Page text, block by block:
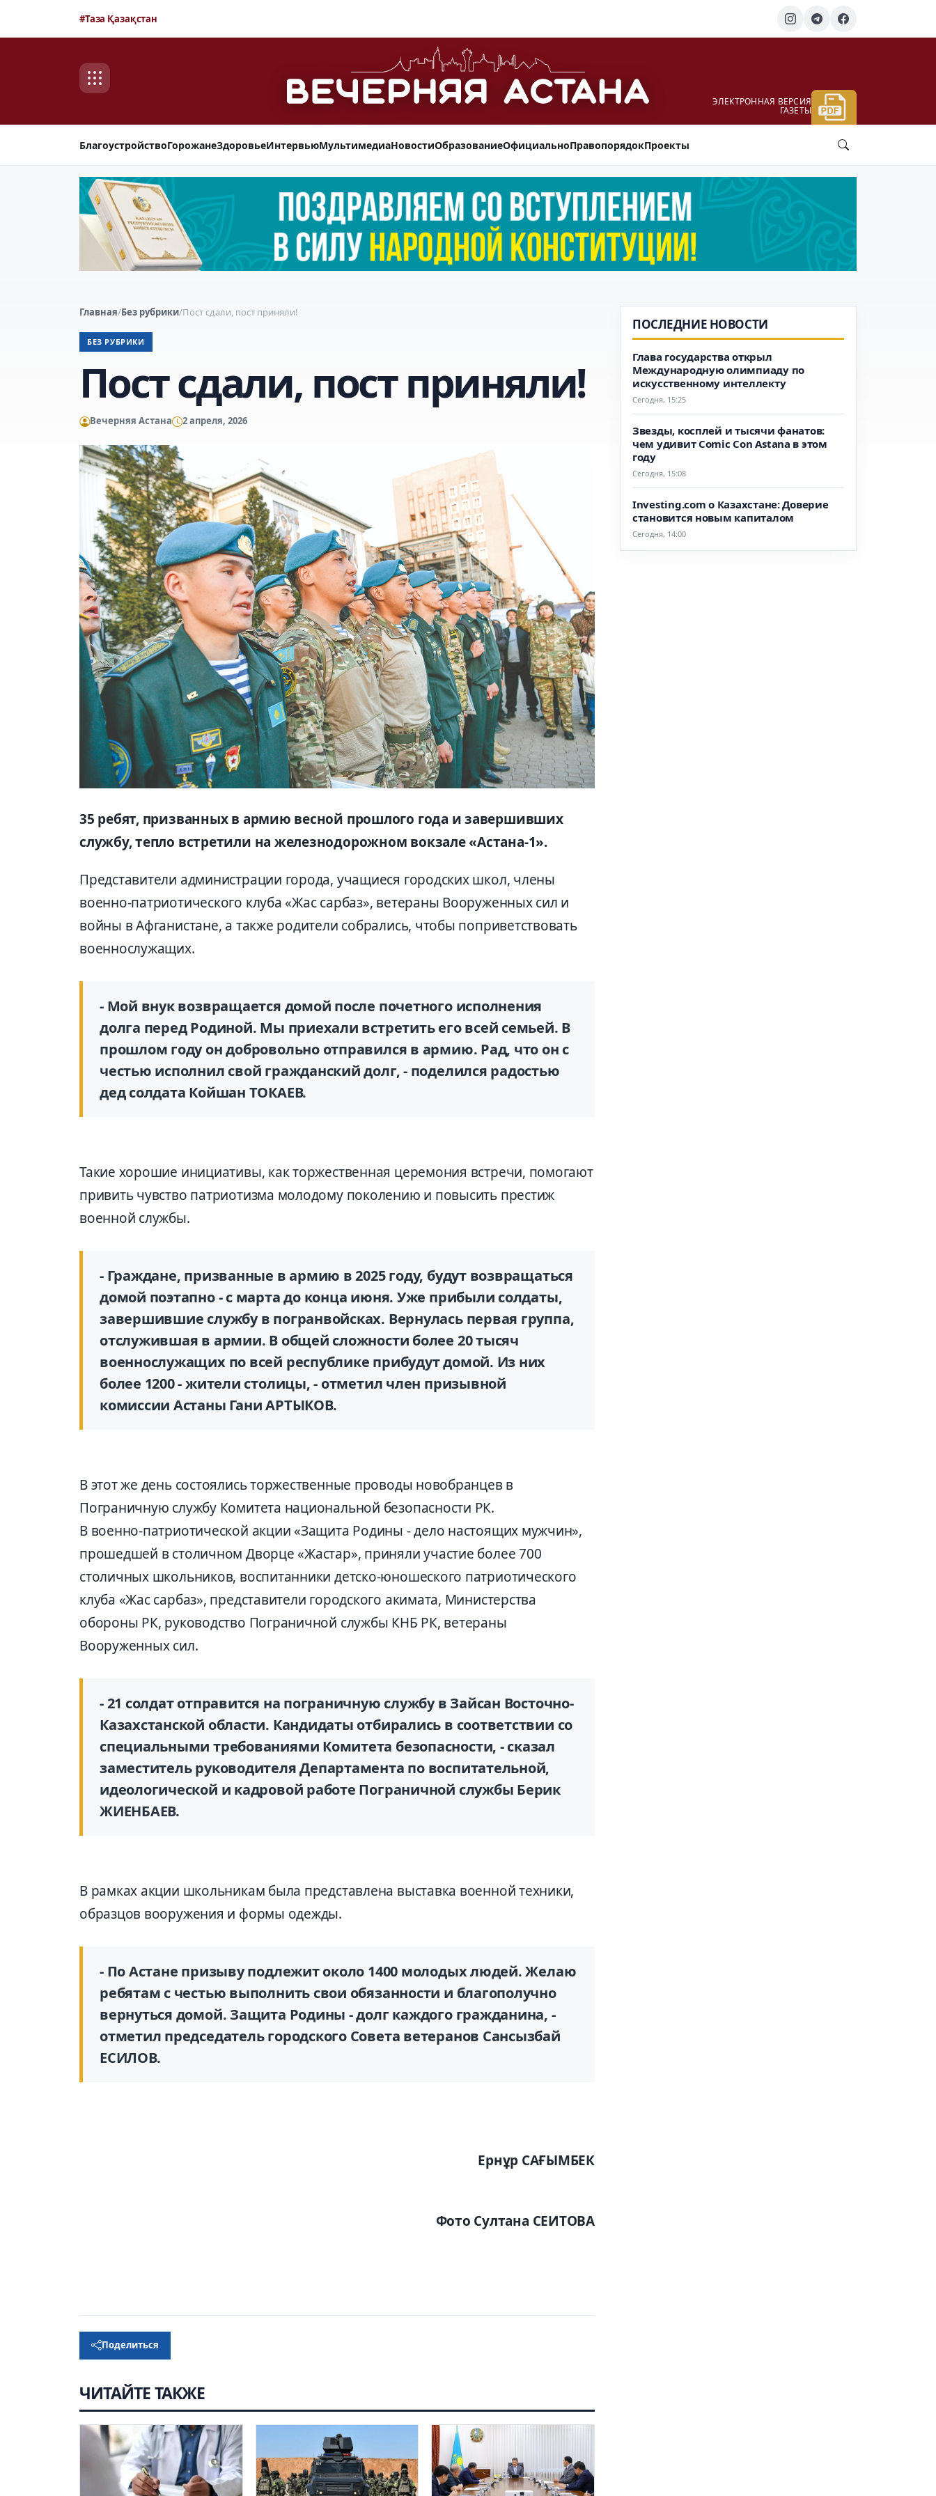
#Таза Қазақстан
ЭЛЕКТРОННАЯ ВЕРСИЯ
ГАЗЕТЫ
БлагоустройствоГорожанеЗдоровьеИнтервьюМультимедиаНовостиОбразованиеОфициальноПравопорядокПроекты
Главная/Без рубрики/Пост сдали, пост приняли!
БЕЗ РУБРИКИ
Пост сдали, пост приняли!
Вечерняя Астана 2 апреля, 2026
35 ребят, призванных в армию весной прошлого года и завершивших
службу, тепло встретили на железнодорожном вокзале «Астана-1».
Представители администрации города, учащиеся городских школ, члены
военно-патриотического клуба «Жас сарбаз», ветераны Вооруженных сил и
войны в Афганистане, а также родители собрались, чтобы поприветствовать
военнослужащих.
- Мой внук возвращается домой после почетного исполнения
долга перед Родиной. Мы приехали встретить его всей семьей. В
прошлом году он добровольно отправился в армию. Рад, что он с
честью исполнил свой гражданский долг, - поделился радостью
дед солдата Койшан ТОКАЕВ.
Такие хорошие инициативы, как торжественная церемония встречи, помогают
привить чувство патриотизма молодому поколению и повысить престиж
военной службы.
- Граждане, призванные в армию в 2025 году, будут возвращаться
домой поэтапно - с марта до конца июня. Уже прибыли солдаты,
завершившие службу в погранвойсках. Вернулась первая группа,
отслужившая в армии. В общей сложности более 20 тысяч
военнослужащих по всей республике прибудут домой. Из них
более 1200 - жители столицы, - отметил член призывной
комиссии Астаны Гани АРТЫКОВ.
В этот же день состоялись торжественные проводы новобранцев в
Пограничную службу Комитета национальной безопасности РК.
В военно-патриотической акции «Защита Родины - дело настоящих мужчин»,
прошедшей в столичном Дворце «Жастар», приняли участие более 700
столичных школьников, воспитанники детско-юношеского патриотического
клуба «Жас сарбаз», представители городского акимата, Министерства
обороны РК, руководство Пограничной службы КНБ РК, ветераны
Вооруженных сил.
- 21 солдат отправится на пограничную службу в Зайсан Восточно-
Казахстанской области. Кандидаты отбирались в соответствии со
специальными требованиями Комитета безопасности, - сказал
заместитель руководителя Департамента по воспитательной,
идеологической и кадровой работе Пограничной службы Берик
ЖИЕНБАЕВ.
В рамках акции школьникам была представлена выставка военной техники,
образцов вооружения и формы одежды.
- По Астане призыву подлежит около 1400 молодых людей. Желаю
ребятам с честью выполнить свои обязанности и благополучно
вернуться домой. Защита Родины - долг каждого гражданина, -
отметил председатель городского Совета ветеранов Сансызбай
ЕСИЛОВ.
Ернұр САҒЫМБЕК
Фото Султана СЕИТОВА
Поделиться
ЧИТАЙТЕ ТАКЖЕ
ПОСЛЕДНИЕ НОВОСТИ
Глава государства открыл
Международную олимпиаду по
искусственному интеллекту
Сегодня, 15:25
Звезды, косплей и тысячи фанатов:
чем удивит Comic Con Astana в этом
году
Сегодня, 15:08
Investing.com о Казахстане: Доверие
становится новым капиталом
Сегодня, 14:00